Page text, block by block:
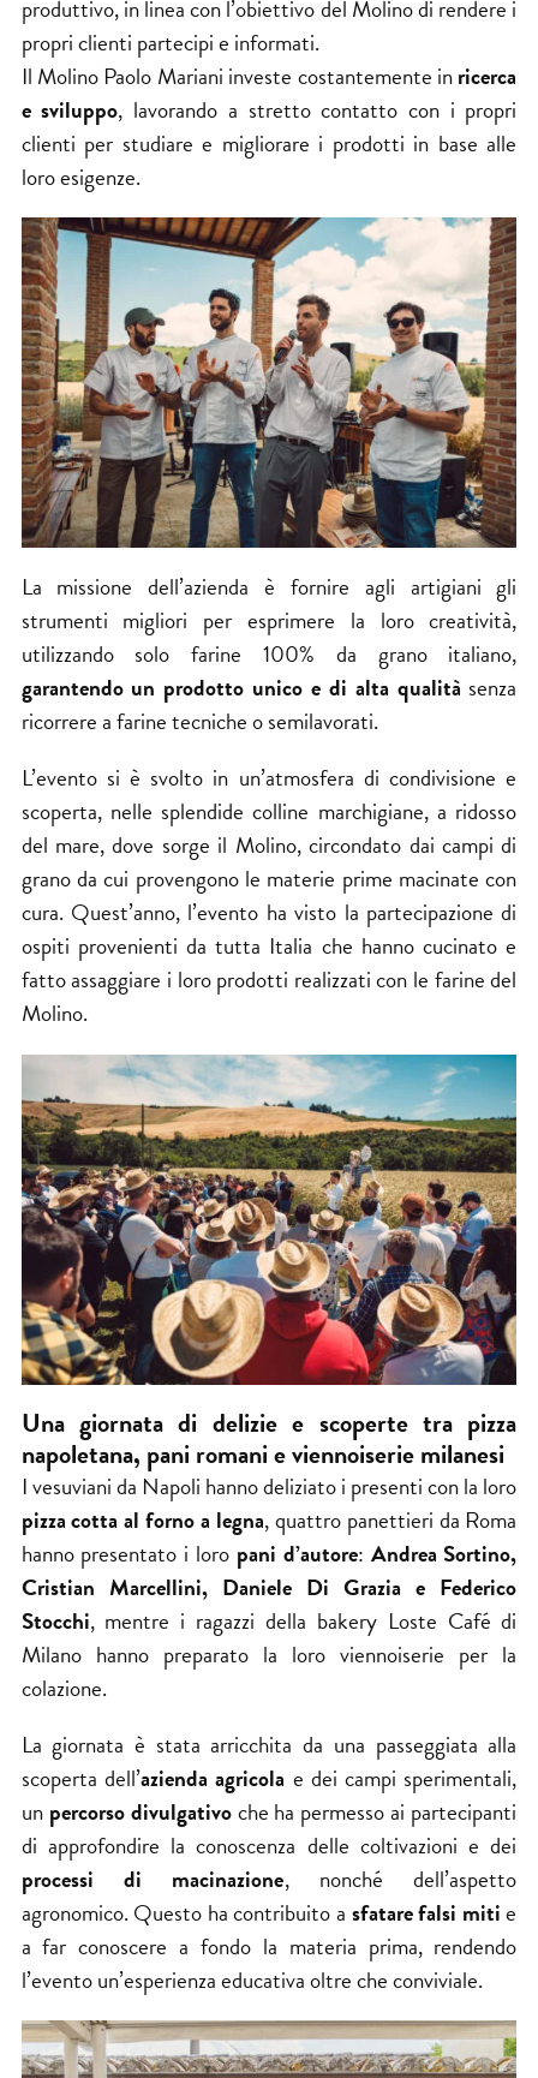
produttivo, in linea con l’obiettivo del Molino di rendere i
propri clienti partecipi e informati.
Il Molino Paolo Mariani investe costantemente inricerca
e sviluppo, lavorando a stretto contatto con i propri
clienti per studiare e migliorare i prodotti in base alle
loro esigenze.
La missione dell’azienda è fornire agli artigiani gli
strumenti migliori per esprimere la loro creatività,
utilizzando solo farine 100% da grano italiano,
garantendo un prodotto unico e di alta qualità senza
ricorrere a farine tecniche o semilavorati.
L’evento si è svolto in un’atmosfera di condivisione e
scoperta, nelle splendide colline marchigiane, a ridosso
del mare, dove sorge il Molino, circondato dai campi di
grano da cui provengono le materie prime macinate con
cura. Quest’anno, l’evento ha visto la partecipazione di
ospiti provenienti da tutta Italia che hanno cucinato e
fatto assaggiare i loro prodotti realizzati con le farine del
Molino.
Una giornata di delizie e scoperte tra pizza
napoletana, pani romani e viennoiserie milanesi
I vesuviani da Napoli hanno deliziato i presenti con la loro
pizza cotta al forno a legna, quattro panettieri da Roma
hanno presentato i loro pani d’autore: Andrea Sortino,
Cristian Marcellini, Daniele Di Grazia e Federico
Stocchi, mentre i ragazzi della bakery Loste Café di
Milano hanno preparato la loro viennoiserie per la
colazione.
La giornata è stata arricchita da una passeggiata alla
scoperta dell’azienda agricola e dei campi sperimentali,
un percorso divulgativoche ha permesso ai partecipanti
di approfondire la conoscenza delle coltivazioni e dei
processi di macinazione, nonché dell’aspetto
agronomico. Questo ha contribuito a sfatare falsi mitie
a far conoscere a fondo la materia prima, rendendo
l’evento un’esperienza educativa oltre che conviviale.